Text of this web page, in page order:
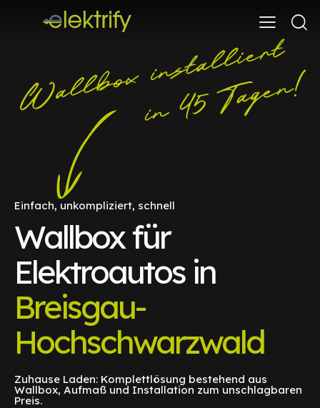
Einfach, unkompliziert, schnell
Wallbox für
Elektroautos in
Breisgau-
Hochschwarzwald
Zuhause Laden: Komplettlösung bestehend aus
Wallbox, Aufmaß und Installation zum unschlagbaren
Preis.